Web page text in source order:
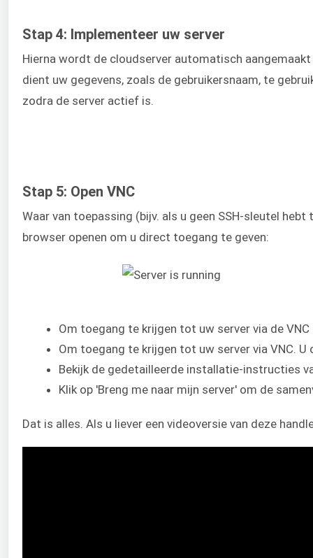
Stap 4: Implementeer uw server
Hierna wordt de cloudserver automatisch
dient uw gegevens, zoals de gebruikersnaam, te
zodra de server actief is.
Stap 5: Open VNC
Waar van toepassing (bijv. als u geen SSH-sleutel
browser openen om u direct toegang te geven:
Om toegang te krijgen tot uw server via de VNC
Om toegang te krijgen tot uw server via VNC.
Bekijk de gedetailleerde installatie-instructies
Klik op 'Breng me naar mijn server' om de
Dat is alles. Als u liever een videoversie van deze